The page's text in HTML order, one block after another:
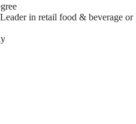
in retail food & beverage or